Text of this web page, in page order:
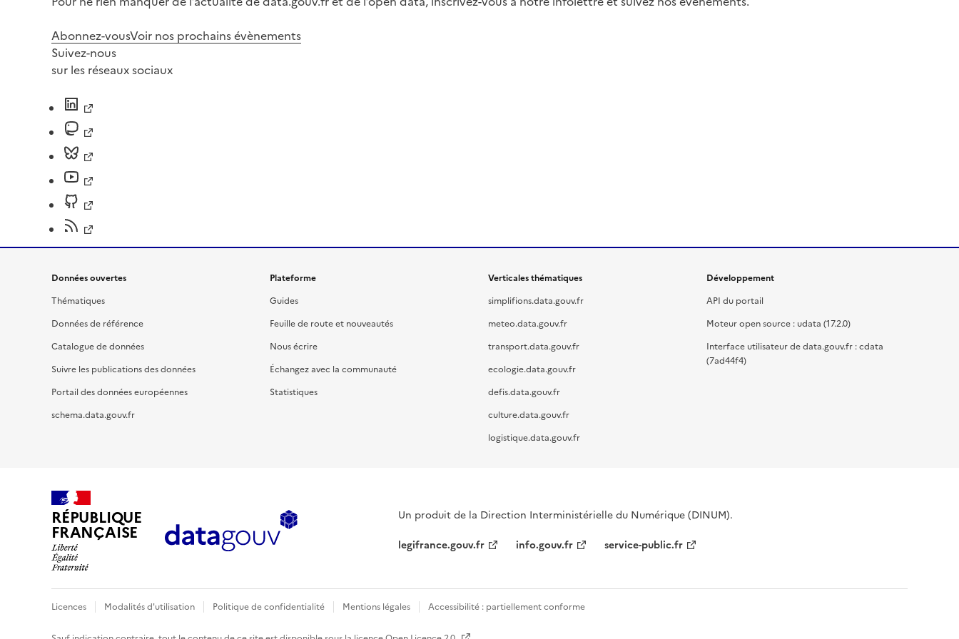
Abonnez-vousVoir nos prochains évènements
Suivez-nous
sur les réseaux sociaux
Données ouvertes
Thématiques
Données de référence
Catalogue de données
Suivre les publications des données
Portail des données européennes
schema.data.gouv.fr
Plateforme
Guides
Feuille de route et nouveautés
Nous écrire
Échangez avec la communauté
Statistiques
Verticales thématiques
simplifions.data.gouv.fr
meteo.data.gouv.fr
transport.data.gouv.fr
ecologie.data.gouv.fr
defis.data.gouv.fr
culture.data.gouv.fr
logistique.data.gouv.fr
Développement
API du portail
Moteur open source : udata (17.2.0)
Interface utilisateur de data.gouv.fr : cdata
(7ad44f4)
RÉPUBLIQUE
FRANÇAISE
Un produit de la Direction Interministérielle du Numérique (DINUM).
legifrance.gouv.fr
info.gouv.fr service-public.fr
Licences Modalités d'utilisation Politique de confidentialité Mentions légales Accessibilité : partiellement conforme